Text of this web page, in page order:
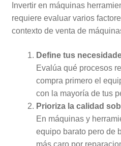
Invertir en máquinas
requiere evaluar varios
contexto de venta de
Define tus
Evalúa qué procesos
compra primero el
con la mayoría de tus
Prioriza la calidad
En máquinas y
equipo barato pero de
más caro por